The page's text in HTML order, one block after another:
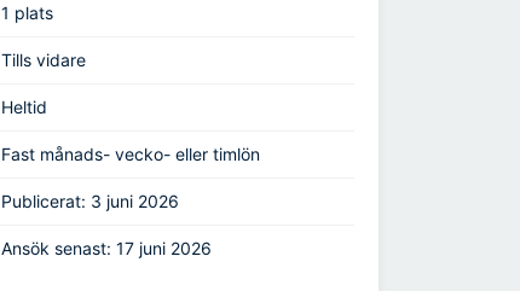
1 plats
Tills vidare
Heltid
Fast månads- vecko- eller timlön
Publicerat: 3 juni 2026
Ansök senast: 17 juni 2026